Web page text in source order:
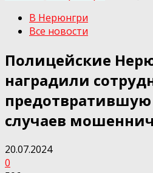
В Нерюнгри
Все новости
Полицейские
наградили
предотвратившую
случаев
20.07.2024
0